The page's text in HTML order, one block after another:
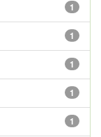
1
1
1
1
1